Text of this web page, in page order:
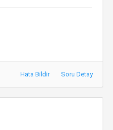
Hata Bildir Soru Detay